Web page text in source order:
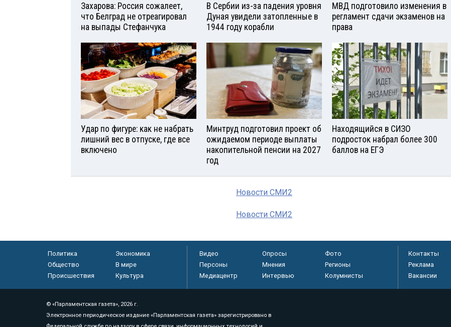
Захарова: Россия сожалеет,
что Белград не отреагировал
на выпады Стефанчука
В Сербии из-за падения уровня
Дуная увидели затопленные в
1944 году корабли
МВД подготовило изменения в
регламент сдачи экзаменов на
права
Удар по фигуре: как не набрать
лишний вес в отпуске, где все
включено
Минтруд подготовил проект об
ожидаемом периоде выплаты
накопительной пенсии на 2027
год
Находящийся в СИЗО
подросток набрал более 300
баллов на ЕГЭ
Новости СМИ2
Новости СМИ2
Политика
Экономика
Общество
В мире
Происшествия
Культура
Видео Опросы
Фото
Персоны
Мнения
Регионы
Медиацентр
Интервью Колумнисты
Контакты
Реклама
Вакансии
© «Парламентская газета», 2026 г.
Электронное периодическое издание «Парламентская газета» зарегистрировано в